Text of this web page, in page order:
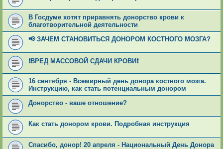
В Госдуме хотят приравнять донорство крови к
благотворительной деятельности
📢 ЗАЧЕМ СТАНОВИТЬСЯ ДОНОРОМ КОСТНОГО МОЗГА?
❗ВРЕД МАССОВОЙ СДАЧИ КРОВИ❗
16 сентября - Всемирный день донора костного мозга.
Инструкцию, как стать потенциальным донором
Донорство - ваше отношение?
Как стать донором крови. Подробная инструкция
Спасибо, донор! 20 апреля - Национальный День Донора